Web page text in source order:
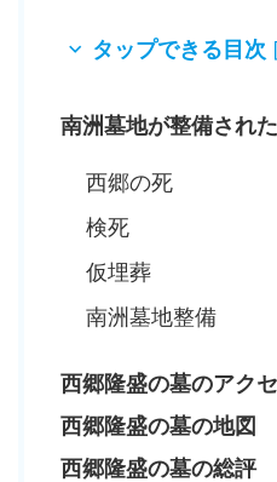
タップできる目次
南洲墓地が整備され
西郷の死
検死
仮埋葬
南洲墓地整備
西郷隆盛の墓のアク
西郷隆盛の墓の地図
西郷隆盛の墓の総評